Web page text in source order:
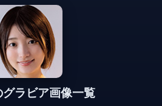
ラビア画像一覧